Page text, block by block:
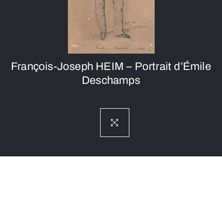
François-Joseph HEIM – Portrait d’Émile
Deschamps